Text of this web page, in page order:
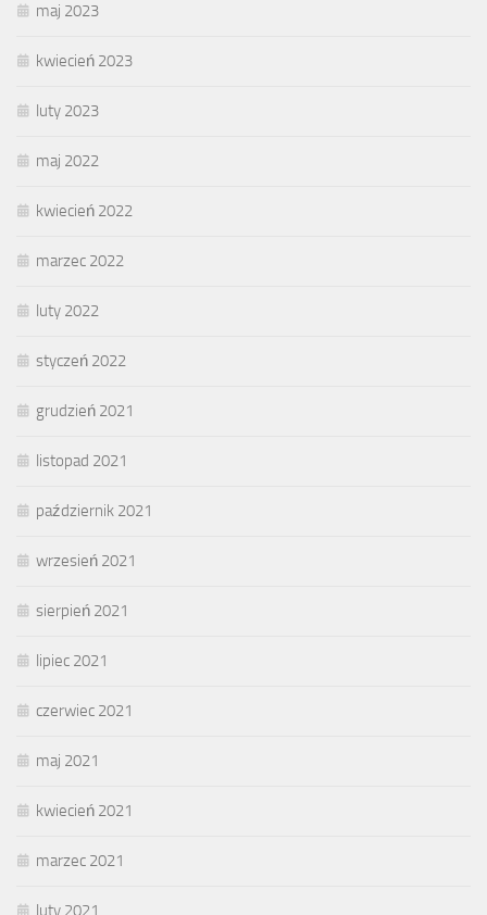
maj 2023
kwiecień 2023
luty 2023
maj 2022
kwiecień 2022
marzec 2022
luty 2022
styczeń 2022
grudzień 2021
listopad 2021
październik 2021
wrzesień 2021
sierpień 2021
lipiec 2021
czerwiec 2021
maj 2021
kwiecień 2021
marzec 2021
luty 2021